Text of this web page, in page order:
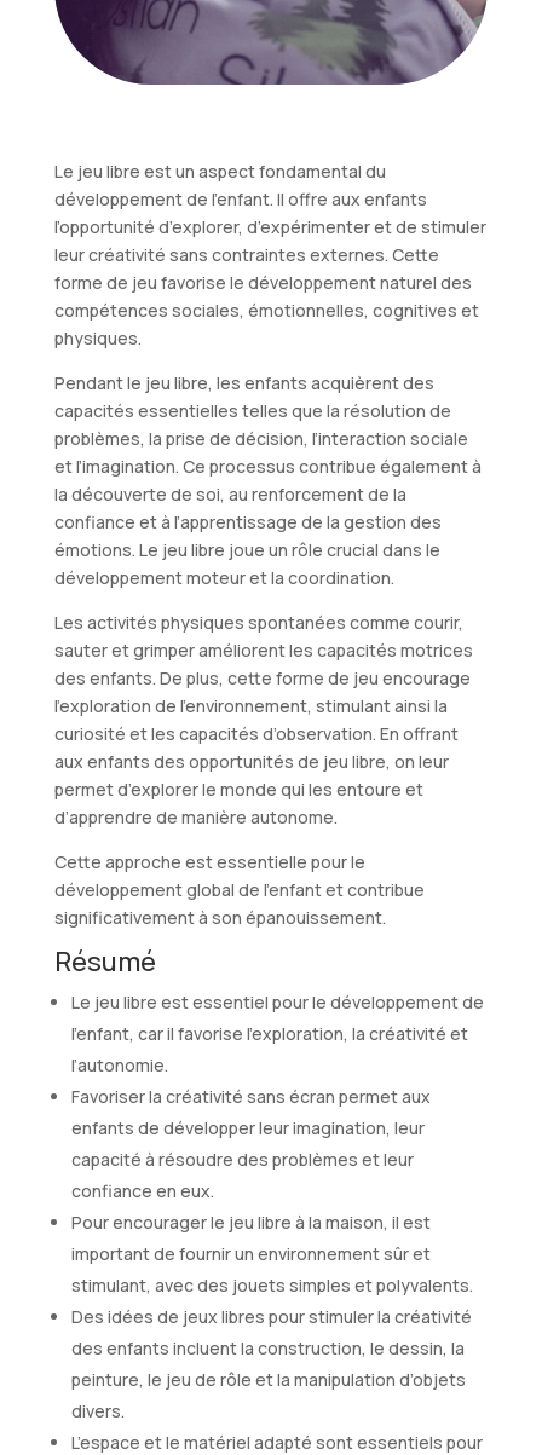
Le jeu libre est un aspect fondamental du
développement de l’enfant. Il offre aux enfants
l’opportunité d’explorer, d’expérimenter et de stimuler
leur créativité sans contraintes externes. Cette
forme de jeu favorise le développement naturel des
compétences sociales, émotionnelles, cognitives et
physiques.
Pendant le jeu libre, les enfants acquièrent des
capacités essentielles telles que la résolution de
problèmes, la prise de décision, l’interaction sociale
et l’imagination. Ce processus contribue également à
la découverte de soi, au renforcement de la
confiance et à l’apprentissage de la gestion des
émotions. Le jeu libre joue un rôle crucial dans le
développement moteur et la coordination.
Les activités physiques spontanées comme courir,
sauter et grimper améliorent les capacités motrices
des enfants. De plus, cette forme de jeu encourage
l’exploration de l’environnement, stimulant ainsi la
curiosité et les capacités d’observation. En offrant
aux enfants des opportunités de jeu libre, on leur
permet d’explorer le monde qui les entoure et
d’apprendre de manière autonome.
Cette approche est essentielle pour le
développement global de l’enfant et contribue
significativement à son épanouissement.
Résumé
Le jeu libre est essentiel pour le développement de
l’enfant, car il favorise l’exploration, la créativité et
l’autonomie.
Favoriser la créativité sans écran permet aux
enfants de développer leur imagination, leur
capacité à résoudre des problèmes et leur
confiance en eux.
Pour encourager le jeu libre à la maison, il est
important de fournir un environnement sûr et
stimulant, avec des jouets simples et polyvalents.
Des idées de jeux libres pour stimuler la créativité
des enfants incluent la construction, le dessin, la
peinture, le jeu de rôle et la manipulation d’objets
divers.
L’espace et le matériel adapté sont essentiels pour